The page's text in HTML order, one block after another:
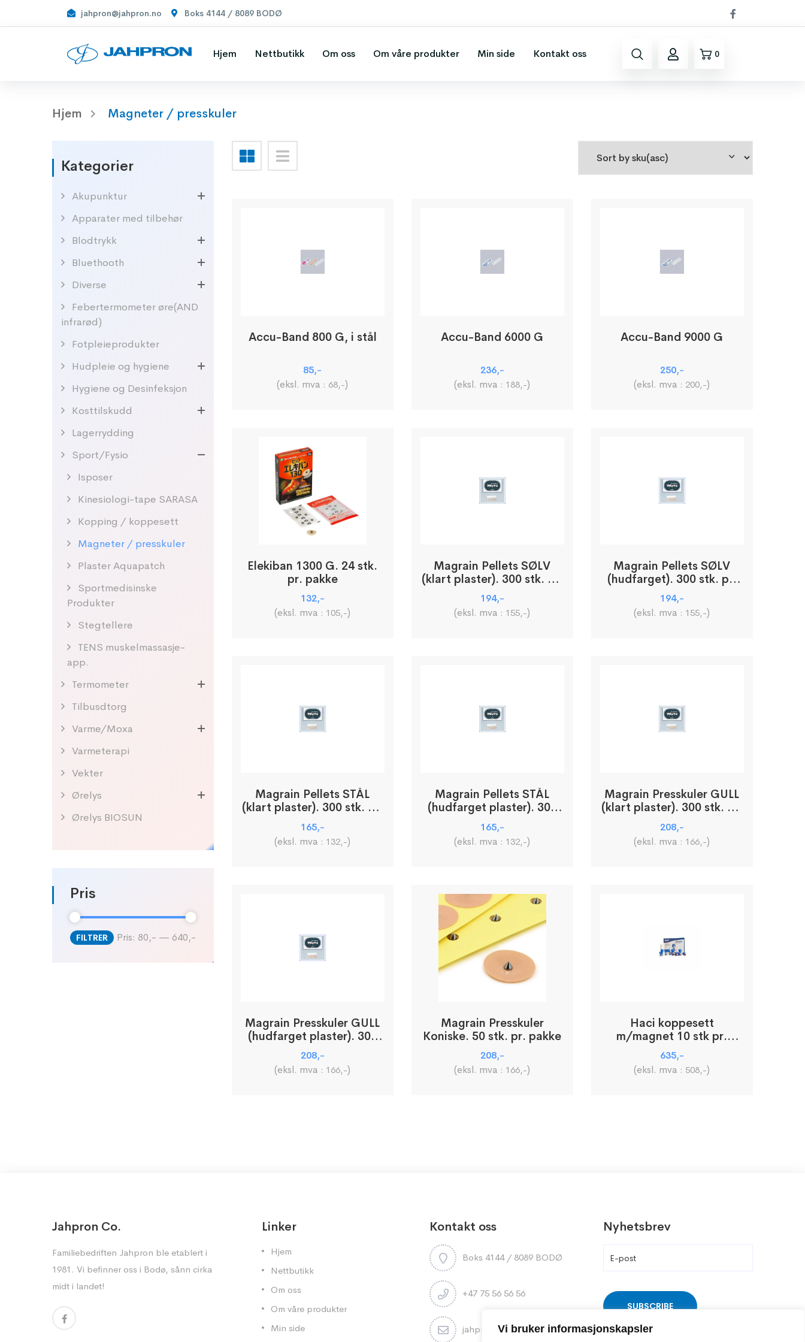
Vi bruker informasjonskapsler
jahpron@jahpron.no Boks 4144 / 8089 BODØ
Hjem Nettbutikk Om oss Om våre produkter Min side Kontakt oss 0
Hjem Magneter / presskuler
Kategorier
Akupunktur
Apparater med tilbehør
Blodtrykk
Bluethooth
Diverse
Febertermometer øre(AND
infrarød)
Fotpleieprodukter
Hudpleie og hygiene
Hygiene og Desinfeksjon
Kosttilskudd
Lagerrydding
Sport/Fysio
Isposer
Kinesiologi-tape SARASA
Kopping / koppesett
Magneter / presskuler
Plaster Aquapatch
Sportmedisinske
Produkter
Stegtellere
TENS muskelmassasje-
app.
Termometer
Tilbusdtorg
Varme/Moxa
Varmeterapi
Vekter
Ørelys
Ørelys BIOSUN
Pris
FILTRER Pris: 80,- — 640,-
Accu-Band 800 G, i stål
85,-
(eksl. mva : 68,-)
Accu-Band 6000 G
236,-
(eksl. mva : 188,-)
Accu-Band 9000 G
250,-
(eksl. mva : 200,-)
Elekiban 1300 G. 24 stk.
pr. pakke
132,-
(eksl. mva : 105,-)
Magrain Pellets SØLV
(klart plaster). 300 stk. pr.
pakke
194,-
(eksl. mva : 155,-)
Magrain Pellets SØLV
(hudfarget). 300 stk. pr.
pakke
194,-
(eksl. mva : 155,-)
Magrain Pellets STÅL
(klart plaster). 300 stk. pr.
pakke
165,-
(eksl. mva : 132,-)
Magrain Pellets STÅL
(hudfarget plaster). 300
stk. pr. pakke
165,-
(eksl. mva : 132,-)
Magrain Presskuler GULL
(klart plaster). 300 stk. pr.
pakke
208,-
(eksl. mva : 166,-)
Magrain Presskuler GULL
(hudfarget plaster). 300
stk. pr. pakke
208,-
(eksl. mva : 166,-)
Magrain Presskuler
Koniske. 50 stk. pr. pakke
208,-
(eksl. mva : 166,-)
Haci koppesett
m/magnet 10 stk pr.
pakke
635,-
(eksl. mva : 508,-)
Jahpron Co.
Familiebedriften Jahpron ble etablert i
1981. Vi befinner oss i Bodø, sånn cirka
midt i landet!
Linker
Hjem
Nettbutikk
Om oss
Om våre produkter
Min side
Kontakt oss
Boks 4144 / 8089 BODØ
+47 75 56 56 56
jahpron@jahpron.no
Nyhetsbrev